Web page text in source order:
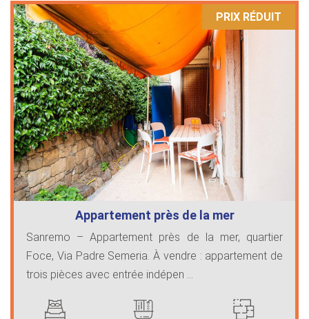
PRIX ​​RÉDUIT
Appartement près de la mer
Sanremo – Appartement près de la mer, quartier
Foce, Via Padre Semeria. À vendre : appartement de
trois pièces avec entrée indépen ...